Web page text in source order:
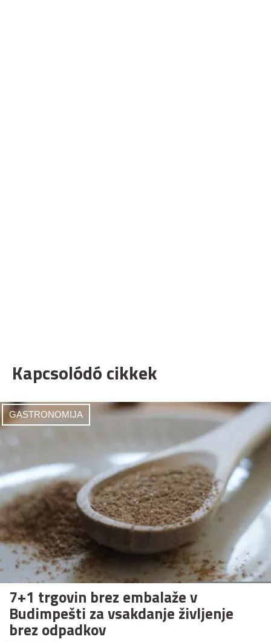
Kapcsolódó cikkek
GASTRONOMIJA
7+1 trgovin brez embalaže v
Budimpešti za vsakdanje življenje
brez odpadkov